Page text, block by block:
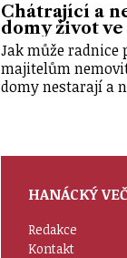
Chátrající a
domy život
Jak může radnice
majitelům
domy nestarají a
HANÁCKÝ
Redakce
Kontakt